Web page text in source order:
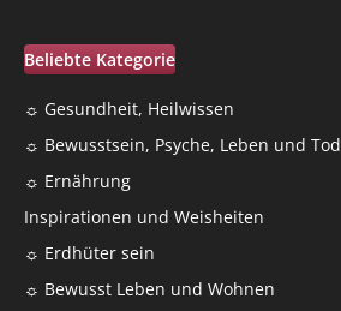
Beliebte Kategorie
☼ Gesundheit, Heilwissen
☼ Bewusstsein, Psyche, Leben und Tod
☼ Ernährung
Inspirationen und Weisheiten
☼ Erdhüter sein
☼ Bewusst Leben und Wohnen